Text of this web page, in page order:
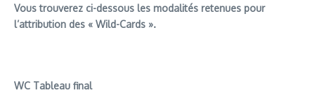
Vous trouverez ci-dessous les modalités retenues pour
l’attribution des « Wild-Cards ».
WC Tableau final